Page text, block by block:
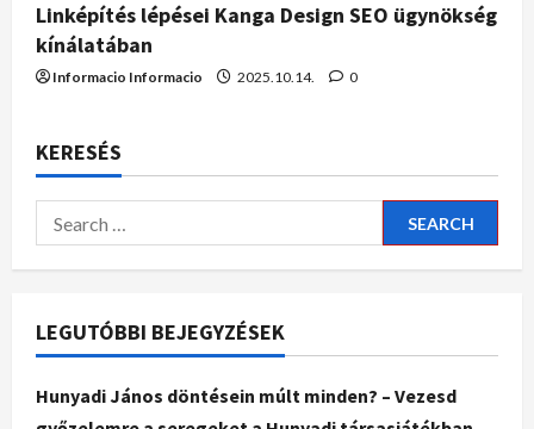
Linképítés lépései Kanga Design SEO ügynökség
kínálatában
Informacio Informacio 2025.10.14. 0
KERESÉS
LEGUTÓBBI BEJEGYZÉSEK
Hunyadi János döntésein múlt minden? – Vezesd